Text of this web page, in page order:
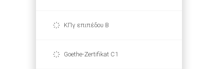
ΚΠγ επιπέδου Β
Goethe-Zertifikat C1